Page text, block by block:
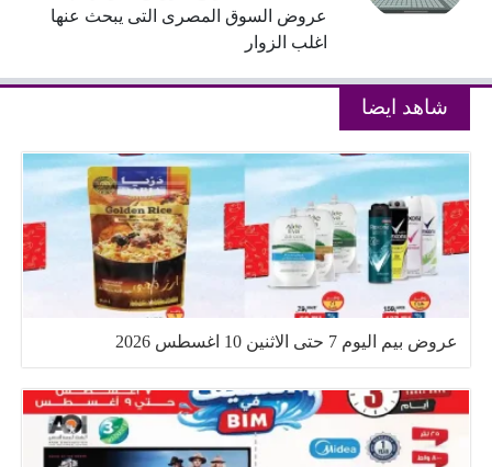
عروض السوق المصرى التى يبحث عنها
اغلب الزوار
شاهد ايضا
عروض بيم اليوم 7 حتى الاثنين 10 اغسطس 2026